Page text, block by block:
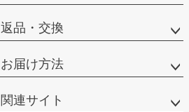
返品・交換
お届け方法
関連サイト